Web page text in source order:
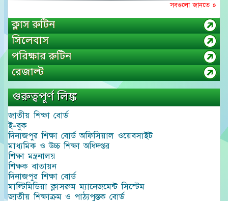
সবগুলো জানতে »
ক্লাস রুটিন
সিলেবাস
পরিক্ষার রুটিন
রেজাল্ট
গুরুত্বপূর্ণ লিঙ্ক
জাতীয় শিক্ষা বোর্ড
ই-বুক
দিনাজপুর শিক্ষা বোর্ড অফিসিয়াল ওয়েবসাইট
মাধ্যমিক ও উচ্চ শিক্ষা অধিদপ্তর
শিক্ষা মন্ত্রনালয়
শিক্ষক বাতায়ন
দিনাজপুর শিক্ষা বোর্ড
মাল্টিমিডিয়া ক্লাসরুম ম্যানেজমেন্ট সিস্টেম
জাতীয় শিক্ষাক্রম ও পাঠ্যপুস্তক বোর্ড